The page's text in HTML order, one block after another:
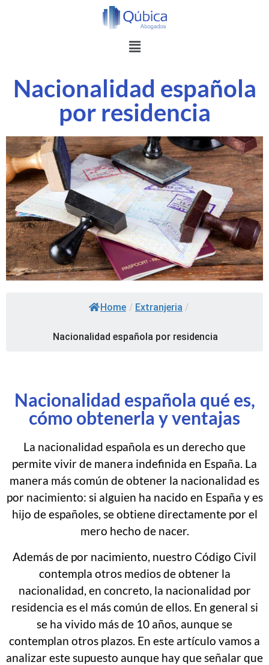
Nacionalidad española
por residencia
Home / Extranjeria /
Nacionalidad española por residencia
Nacionalidad española qué es,
cómo obtenerla y ventajas
La nacionalidad española es un derecho que
permite vivir de manera indefinida en España. La
manera más común de obtener la nacionalidad es
por nacimiento: si alguien ha nacido en España y es
hijo de españoles, se obtiene directamente por el
mero hecho de nacer.
Además de por nacimiento, nuestro Código Civil
contempla otros medios de obtener la
nacionalidad, en concreto, la nacionalidad por
residencia es el más común de ellos. En general si
se ha vivido más de 10 años, aunque se
contemplan otros plazos. En este artículo vamos a
analizar este supuesto aunque hay que señalar que